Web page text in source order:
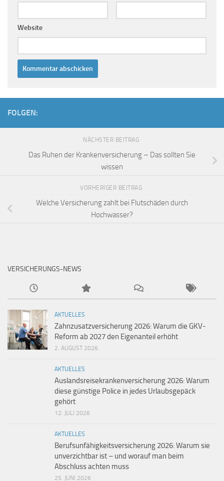
Website
FOLGEN:
NÄCHSTER BEITRAG
Das Ruhen der Krankenversicherung – Das sollten Sie
wissen
VORHERIGER BEITRAG
Welche Versicherung zahlt bei Flutschäden durch
Hochwasser?
VERSICHERUNGS-NEWS
AKTUELLES
Zahnzusatzversicherung 2026: Warum die GKV-
Reform ab 2027 den Eigenanteil erhöht
2. AUGUST 2026
AKTUELLES
Auslandsreisekrankenversicherung 2026: Warum
diese günstige Police in jedes Urlaubsgepäck
gehört
12. JULI 2026
AKTUELLES
Berufsunfähigkeitsversicherung 2026: Warum sie
unverzichtbar ist – und worauf man beim
Abschluss achten muss
25. JUNI 2026